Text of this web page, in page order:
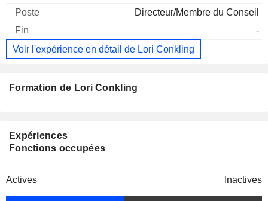
Directeur/Membre du Conseil
-
Voir l'expérience en détail de Lori Conkling
Formation de Lori Conkling
Expériences
Fonctions occupées
Actives Inactives